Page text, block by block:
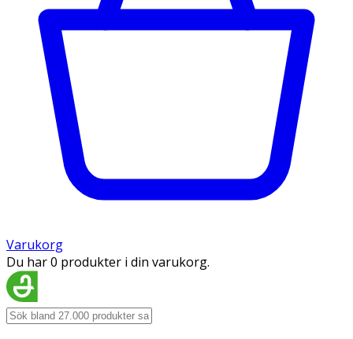
Varukorg
Du har 0 produkter i din varukorg.